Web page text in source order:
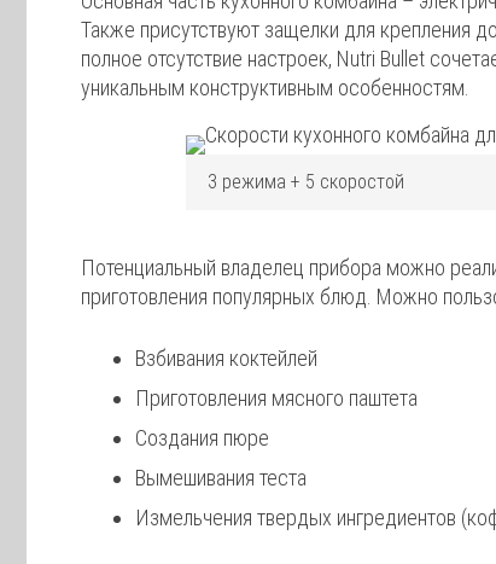
Также присутствуют защелки для крепления
полное отсутствие настроек, Nutri Bullet
уникальным конструктивным особенностям.
3 режима + 5 скоростой
Потенциальный владелец прибора можно
приготовления популярных блюд. Можно
Взбивания коктейлей
Приготовления мясного паштета
Создания пюре
Вымешивания теста
Измельчения твердых ингредиентов